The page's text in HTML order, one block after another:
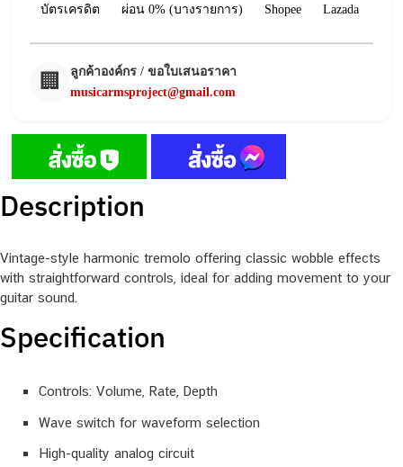
บัตรเครดิต ผ่อน 0% (บางรายการ) Shopee Lazada
🏢
ลูกค้าองค์กร / ขอใบเสนอราคา
musicarmsproject@gmail.com
Description
Vintage-style harmonic tremolo offering classic wobble effects
with straightforward controls, ideal for adding movement to your
guitar sound.
Specification
Controls: Volume, Rate, Depth
Wave switch for waveform selection
High-quality analog circuit